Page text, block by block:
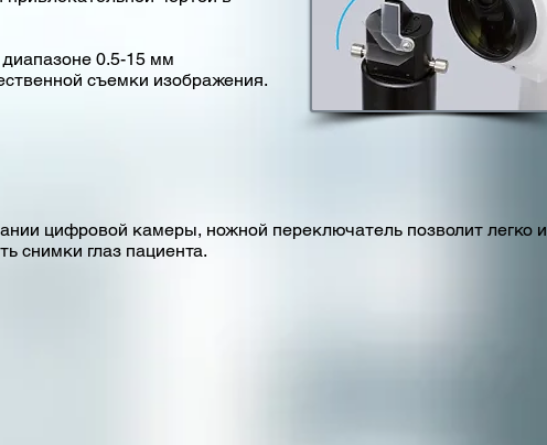
0.5-15 мм
съемки изображения.
цифровой камеры, ножной переключатель позволит легко и
снимки глаз пациента.